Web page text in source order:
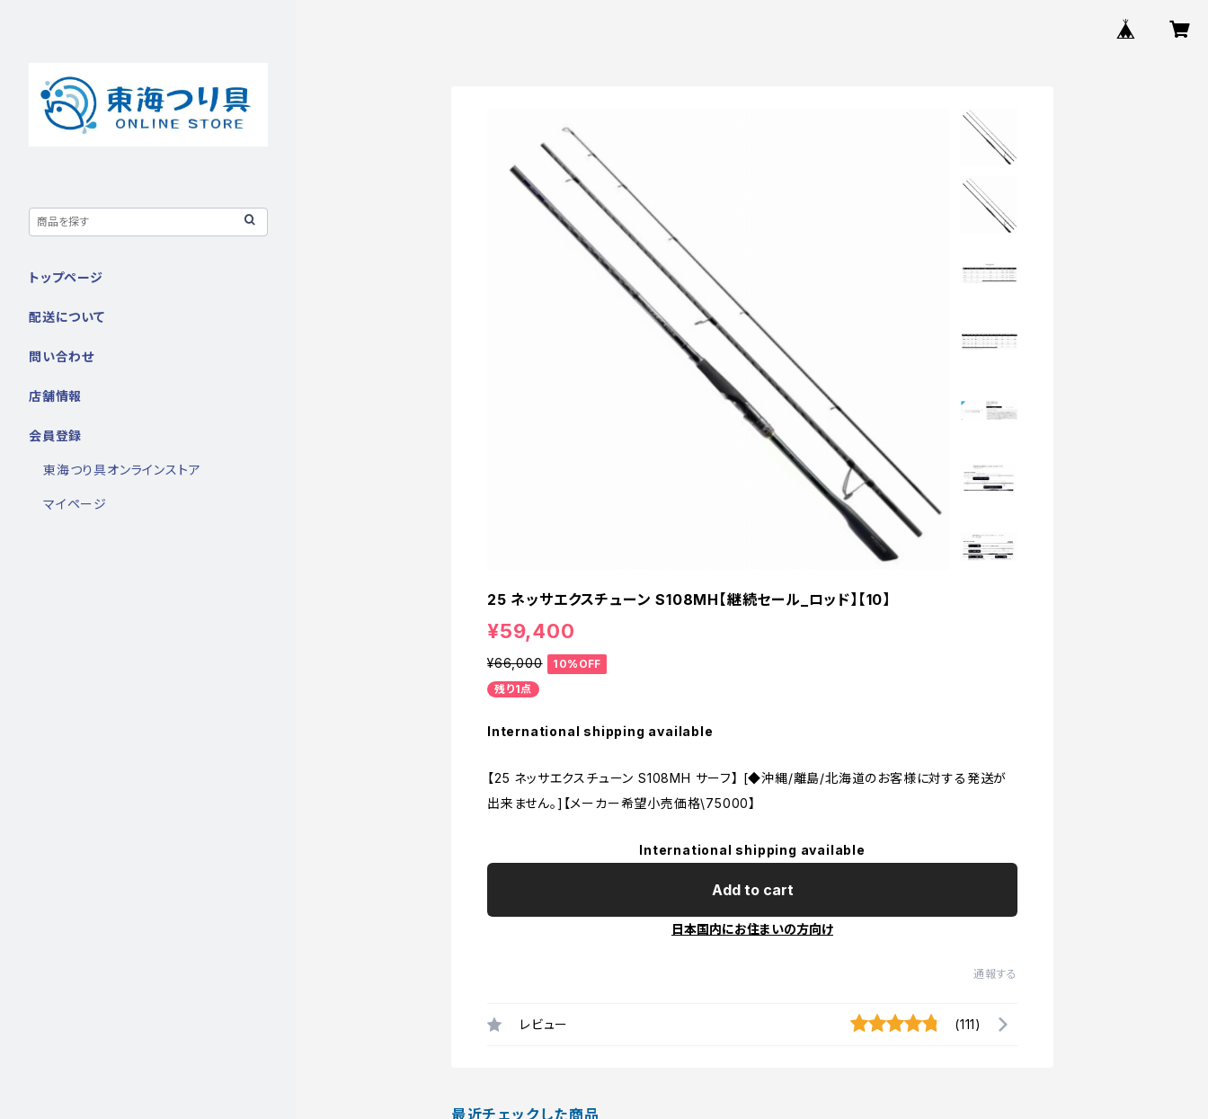
25 ネッサエクスチューン S108MH【継続セール_ロッド】【10】
¥59,400
¥66,000
10%OFF
残り1点
International shipping available
【25 ネッサエクスチューン S108MH サーフ】 [◆沖縄/離島/北海道のお客様に対する発送が
出来ません。]【メーカー希望小売価格\75000】
International shipping available
Add to cart
日本国内にお住まいの方向け
通報する
レビュー (111)
最近チェックした商品
トップページ
配送について
問い合わせ
店舗情報
会員登録
東海つり具オンラインストア
マイページ